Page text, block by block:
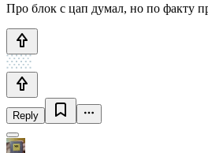
Про блок с цап думал, но по факту
Reply